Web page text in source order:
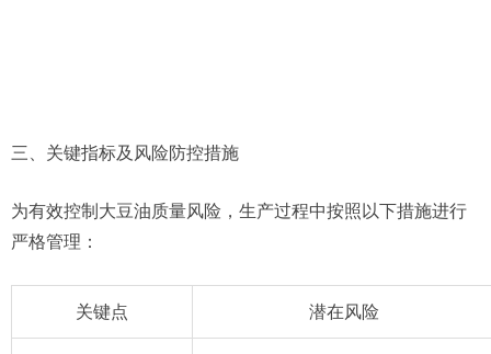
三、关键指标及风险防控措施
为有效控制大豆油质量风险，生产过程中按照以下措施进行
严格管理：
关键点 潜在风险